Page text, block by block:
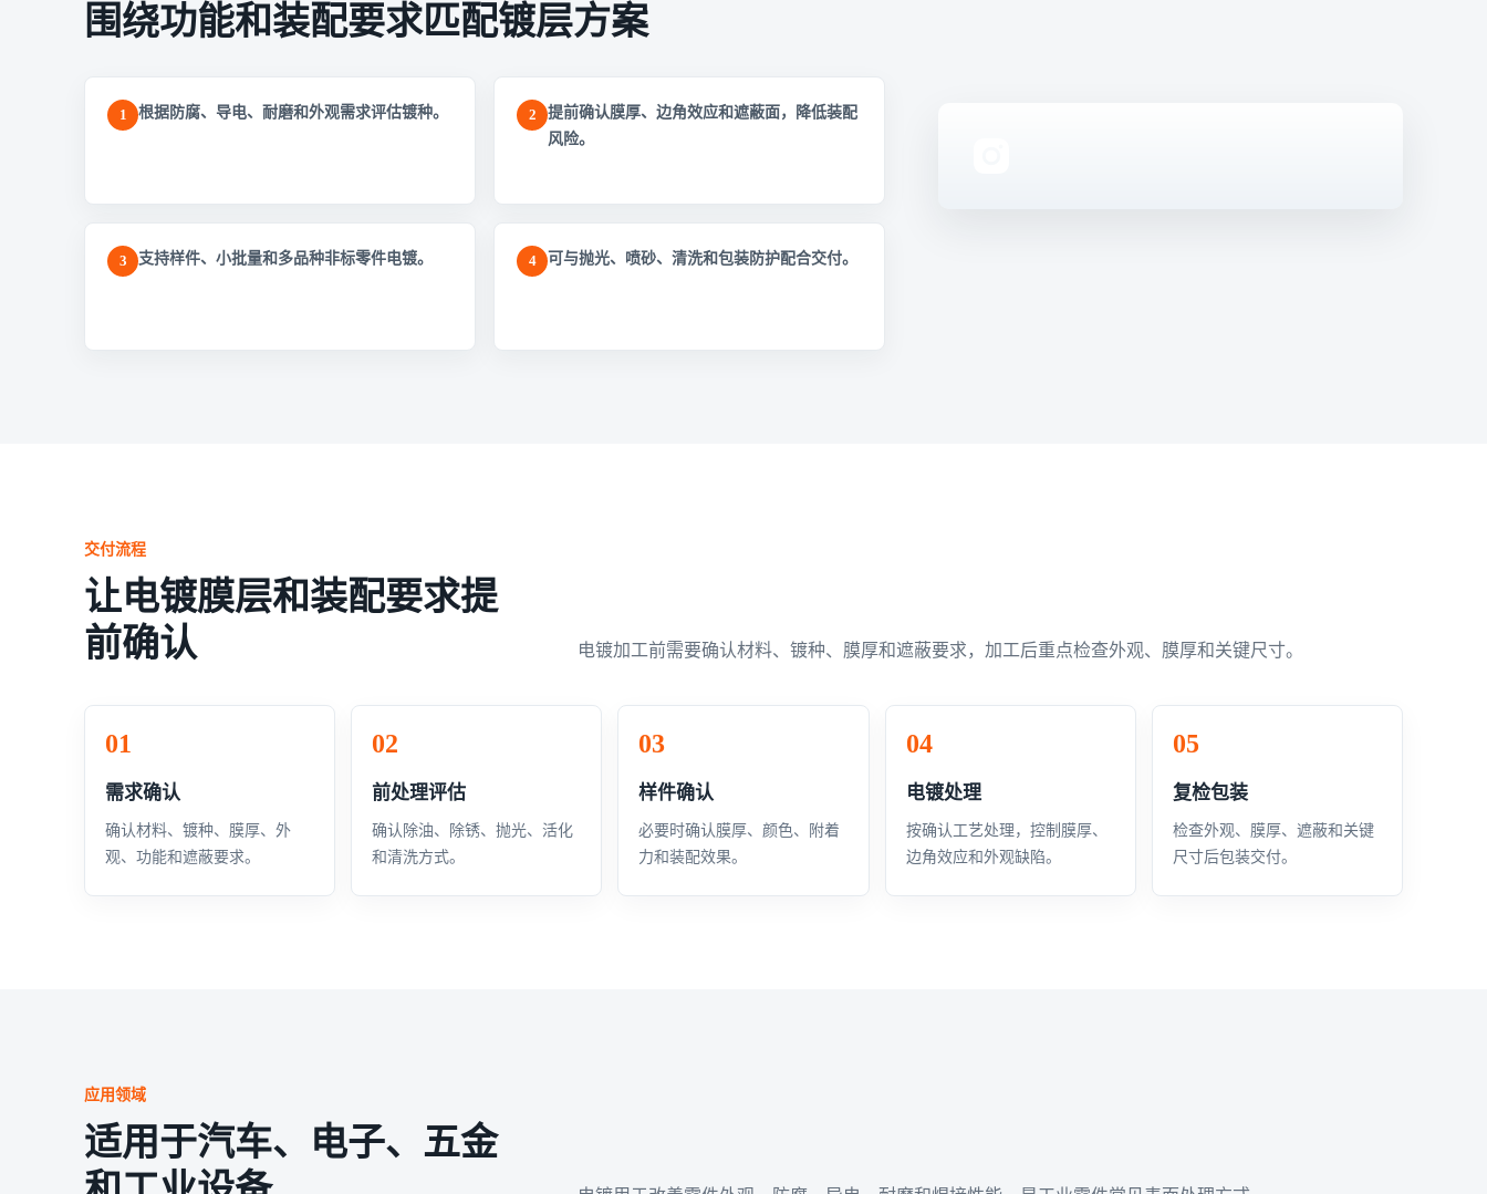
围绕功能和装配要求匹配镀层方案
1 根据防腐、导电、耐磨和外观需求评估镀种。 2
提前确认膜厚、边角效应和遮蔽面，降低装配
风险。
3 支持样件、小批量和多品种非标零件电镀。 4 可与抛光、喷砂、清洗和包装防护配合交付。
交付流程
让电镀膜层和装配要求提
前确认
电镀加工前需要确认材料、镀种、膜厚和遮蔽要求，加工后重点检查外观、膜厚和关键尺寸。
需求确认
确认材料、镀种、膜厚、外
观、功能和遮蔽要求。
前处理评估
确认除油、除锈、抛光、活化
和清洗方式。
样件确认
必要时确认膜厚、颜色、附着
力和装配效果。
电镀处理
按确认工艺处理，控制膜厚、
边角效应和外观缺陷。
复检包装
检查外观、膜厚、遮蔽和关键
尺寸后包装交付。
应用领域
适用于汽车、电子、五金